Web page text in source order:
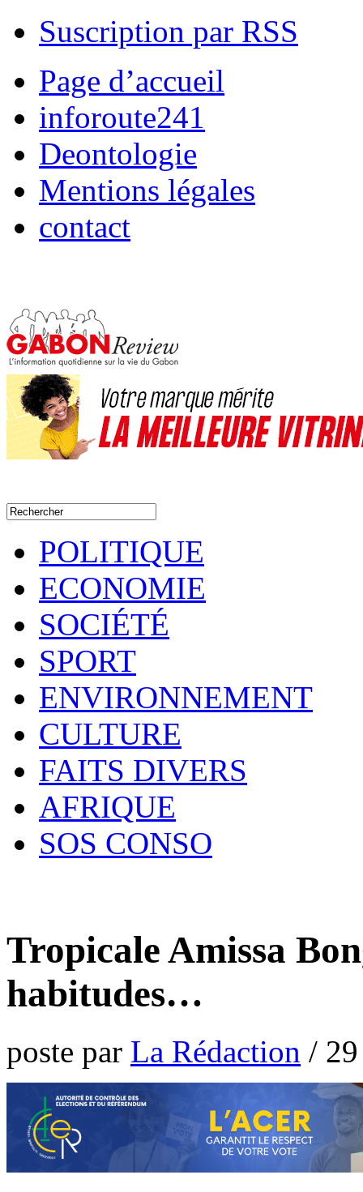
Suscription par RSS
Page d’accueil
inforoute241
Deontologie
Mentions légales
contact
POLITIQUE
ECONOMIE
SOCIÉTÉ
SPORT
ENVIRONNEMENT
CULTURE
FAITS DIVERS
AFRIQUE
SOS CONSO
Tropicale Amissa
habitudes…
poste par La Rédaction /